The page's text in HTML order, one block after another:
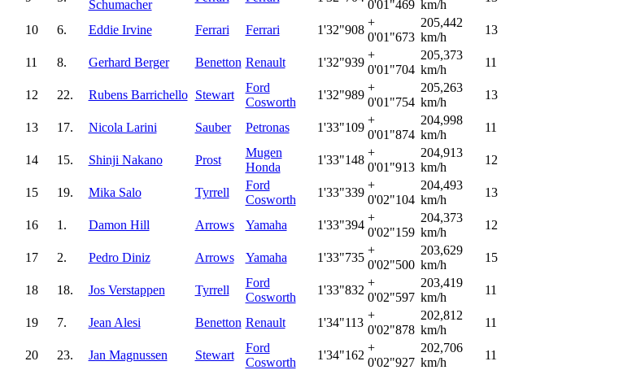
Schumacher
0'01"469 km/h
10 6. Eddie Irvine Ferrari Ferrari 1'32"908
+
0'01"673
205,442
km/h
13
11 8. Gerhard Berger Benetton Renault 1'32"939
+
0'01"704
205,373
km/h
11
12 22. Rubens Barrichello Stewart
Ford
Cosworth
1'32"989
+
0'01"754
205,263
km/h
13
13 17. Nicola Larini Sauber Petronas 1'33"109
+
0'01"874
204,998
km/h
11
14 15. Shinji Nakano Prost
Mugen
Honda
1'33"148
+
0'01"913
204,913
km/h
12
15 19. Mika Salo Tyrrell
Ford
Cosworth
1'33"339
+
0'02"104
204,493
km/h
13
16 1. Damon Hill Arrows Yamaha 1'33"394
+
0'02"159
204,373
km/h
12
17 2. Pedro Diniz Arrows Yamaha 1'33"735
+
0'02"500
203,629
km/h
15
18 18. Jos Verstappen Tyrrell
Ford
Cosworth
1'33"832
+
0'02"597
203,419
km/h
11
19 7. Jean Alesi Benetton Renault 1'34"113
+
0'02"878
202,812
km/h
11
20 23. Jan Magnussen Stewart
Ford
Cosworth
1'34"162
+
0'02"927
202,706
km/h
11